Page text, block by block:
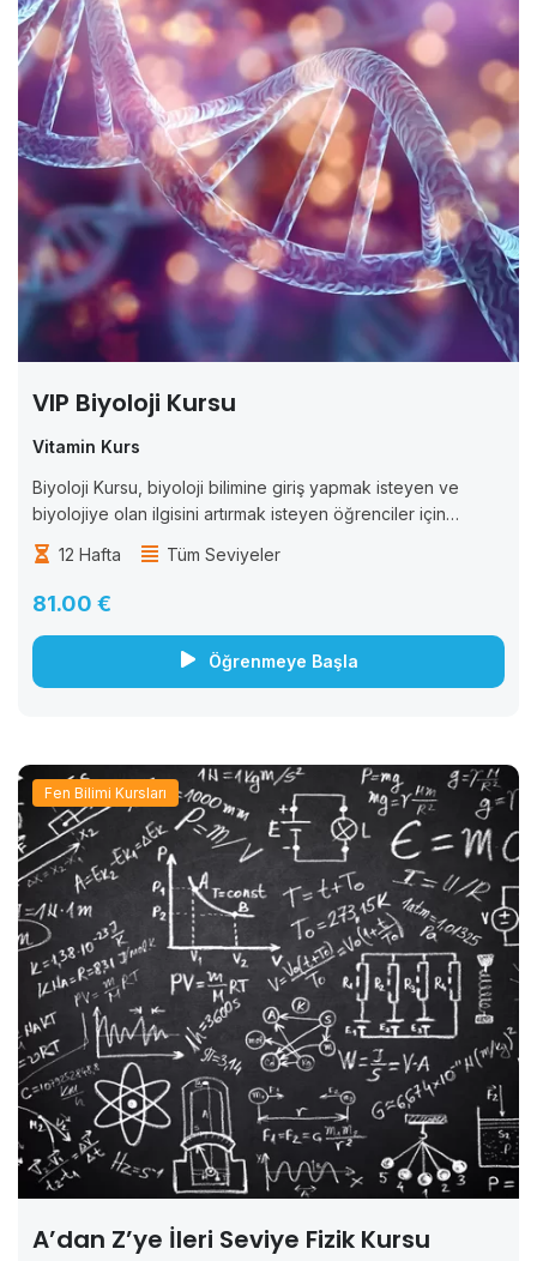
VIP Biyoloji Kursu
Vitamin Kurs
Biyoloji Kursu, biyoloji bilimine giriş yapmak isteyen ve
biyolojiye olan ilgisini artırmak isteyen öğrenciler için
tasarlanmıştır. Bu kurs, biyoloji biliminde temel kavramları
anlamak ve biyolojik sistemlerin işleyişini öğrenmek isteyen
herkes...
12 Hafta Tüm Seviyeler
81.00 €
Öğrenmeye Başla
Fen Bilimi Kursları
A’dan Z’ye İleri Seviye Fizik Kursu